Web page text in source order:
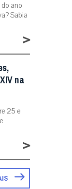
ano
Sabia
>
na
25 e
>